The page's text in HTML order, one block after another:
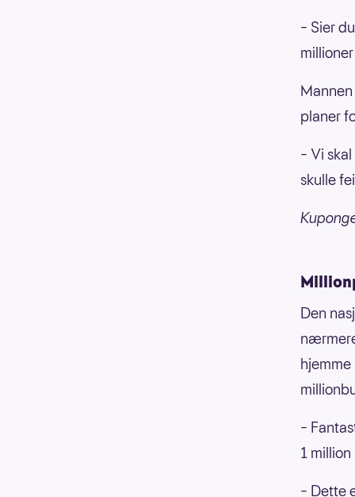
– Sier
planer
– Vi
skulle
Den
–
1
– Dette